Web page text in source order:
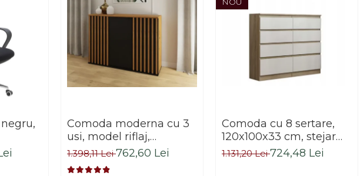
Comoda moderna cu 3
usi, model riflaj,
negru/stejar artisan,
120x88x44 cm, Bortis
1.398,11 Lei762,60 Lei
Comoda cu 8 sertare,
120x100x33 cm, stejar
sonoma/alb, pentru hol,
living, dormitor, birou,
1.131,20 Lei724,48 Lei